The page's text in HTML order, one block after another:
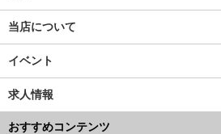
当店について
イベント
求人情報
おすすめコンテンツ